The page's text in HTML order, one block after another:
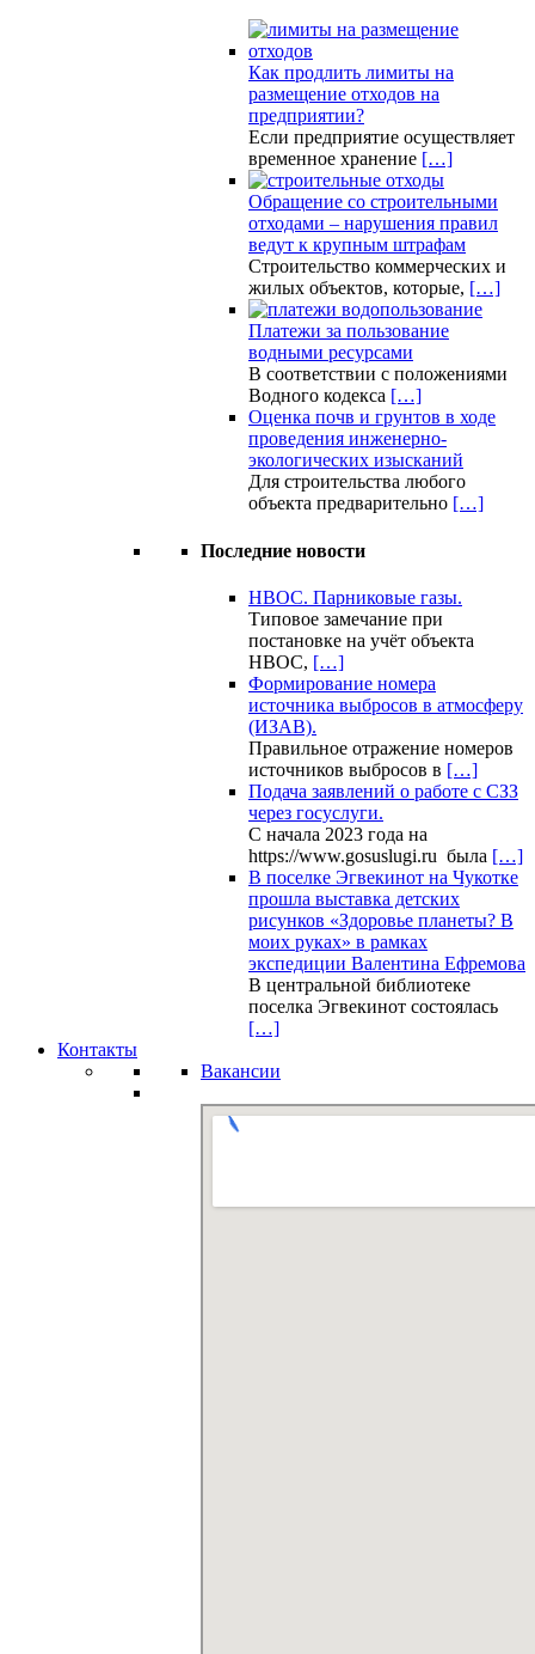
Как продлить лимиты на
размещение отходов на
предприятии?
Если предприятие осуществляет
временное хранение […]
Обращение со строительными
отходами – нарушения правил
ведут к крупным штрафам
Строительство коммерческих и
жилых объектов, которые, […]
Платежи за пользование
водными ресурсами
В соответствии с положениями
Водного кодекса […]
Оценка почв и грунтов в ходе
проведения инженерно-
экологических изысканий
Для строительства любого
объекта предварительно […]
Последние новости
НВОС. Парниковые газы.
Типовое замечание при
постановке на учёт объекта
НВОС, […]
Формирование номера
источника выбросов в атмосферу
(ИЗАВ).
Правильное отражение номеров
источников выбросов в […]
Подача заявлений о работе с СЗЗ
через госуслуги.
С начала 2023 года на
https://www.gosuslugi.ru была […]
В поселке Эгвекинот на Чукотке
прошла выставка детских
рисунков «Здоровье планеты? В
моих руках» в рамках
экспедиции Валентина Ефремова
В центральной библиотеке
поселка Эгвекинот состоялась
[…]
Контакты
Вакансии